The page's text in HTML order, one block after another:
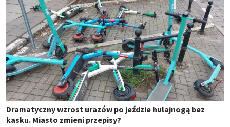
Dramatyczny wzrost urazów po jeździe hulajnogą bez
kasku. Miasto zmieni przepisy?